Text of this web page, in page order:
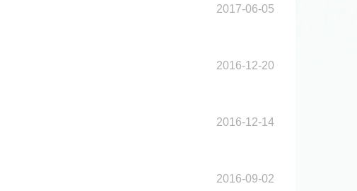
2017-06-05
2016-12-20
2016-12-14
2016-09-02